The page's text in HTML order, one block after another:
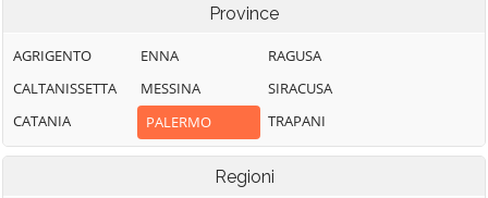
Bolognetta
Bompietro
Borgetto
Caccamo
Giuliana
Godrano
Gratteri
Isnello
San Mauro
Gela
Santa Flavia
Sciara
Province
AGRIGENTO
CALTANISSETTA
CATANIA
ENNA
MESSINA
PALERMO
RAGUSA
SIRACUSA
TRAPANI
Regioni